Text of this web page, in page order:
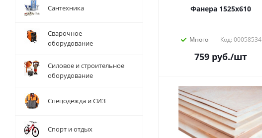
Фанера 1525х610
Много Код: 00058534
759руб./шт
Сантехника
Сварочное
оборудование
Силовое и строительное
оборудование
Спецодежда и СИЗ
Спорт и отдых